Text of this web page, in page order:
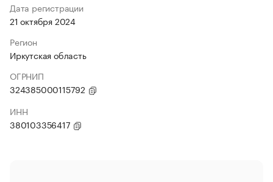
Дата регистрации
21 октября 2024
Регион
Иркутская область
ОГРНИП
324385000115792
ИНН
380103356417